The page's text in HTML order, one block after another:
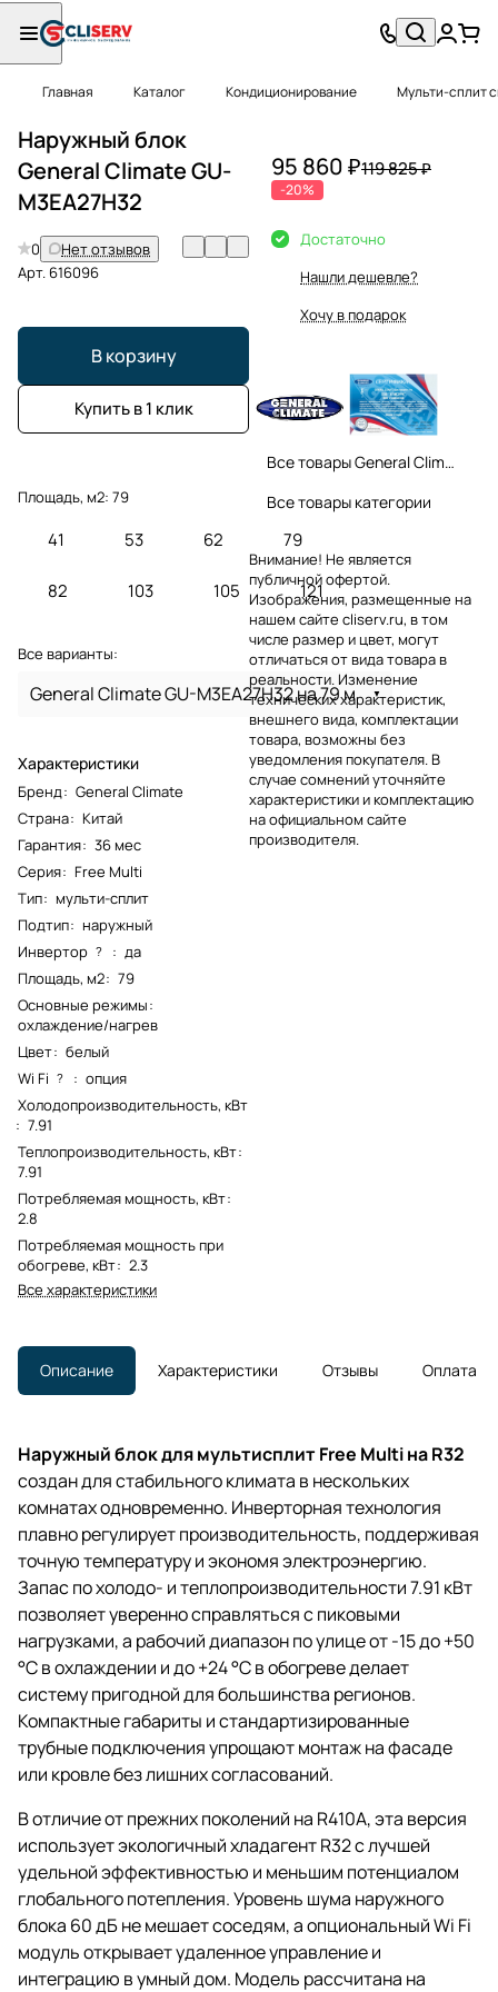
Главная Каталог Кондиционирование Мульти-сплит
Наружный блок
General Climate GU-
M3EA27H32
0
Нет отзывов
Арт.616096
В корзину
Купить в 1 клик
Площадь, м2: 79
41 53 62 79
82 103 105 121
Все варианты:
General Climate GU-M3EA27H32 на 79 м
Характеристики
Бренд: General Climate
Страна: Китай
Гарантия: 36 мес
Серия: Free Multi
Тип: мульти-сплит
Подтип: наружный
Инвертор ? : да
Площадь, м2: 79
Основные режимы:
охлаждение/нагрев
Цвет: белый
Wi Fi ? : опция
Холодопроизводительность, кВт
: 7.91
Теплопроизводительность, кВт:
7.91
Потребляемая мощность, кВт:
2.8
Потребляемая мощность при
обогреве, кВт: 2.3
Все характеристики
95 860 ₽119 825 ₽
-20%
Достаточно
Нашли дешевле?
Хочу в подарок
Все товары General Climate
Все товары категории
Внимание! Не является
публичной офертой.
Изображения, размещенные на
нашем сайте cliserv.ru, в том
числе размер и цвет, могут
отличаться от вида товара в
реальности. Изменение
технических характеристик,
внешнего вида, комплектации
товара, возможны без
уведомления покупателя. В
случае сомнений уточняйте
характеристики и комплектацию
на официальном сайте
производителя.
Описание Характеристики Отзывы Оплата
Наружный блок для мультисплит Free Multi на R32
создан для стабильного климата в нескольких
комнатах одновременно. Инверторная технология
плавно регулирует производительность, поддерживая
точную температуру и экономя электроэнергию.
Запас по холодо- и теплопроизводительности 7.91 кВт
позволяет уверенно справляться с пиковыми
нагрузками, а рабочий диапазон по улице от -15 до +50
°C в охлаждении и до +24 °C в обогреве делает
систему пригодной для большинства регионов.
Компактные габариты и стандартизированные
трубные подключения упрощают монтаж на фасаде
или кровле без лишних согласований.
В отличие от прежних поколений на R410A, эта версия
использует экологичный хладагент R32 с лучшей
удельной эффективностью и меньшим потенциалом
глобального потепления. Уровень шума наружного
блока 60 дБ не мешает соседям, а опциональный Wi Fi
модуль открывает удаленное управление и
интеграцию в умный дом. Модель рассчитана на